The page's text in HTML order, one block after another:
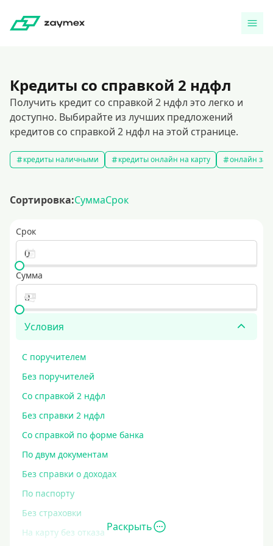
Кредиты со справкой 2 ндфл
Получить кредит со справкой 2 ндфл это легко и
доступно. Выбирайте из лучших предложений
кредитов со справкой 2 ндфл на этой странице.
кредиты наличными кредиты онлайн на карту онлайн
Сортировка:СуммаСрок
Срок
Сумма
Условия
С поручителем
Без поручителей
Со справкой 2 ндфл
Без справки 2 ндфл
Со справкой по форме банка
По двум документам
Без справки о доходах
По паспорту
Без страховки
На карту без отказа Раскрыть